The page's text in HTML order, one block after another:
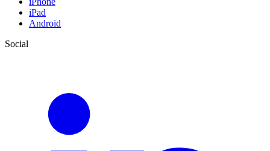
iPad
Android
Social